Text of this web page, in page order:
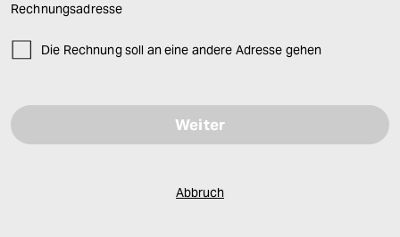
Rechnungsadresse
Die Rechnung soll an eine andere Adresse gehen
Abbruch